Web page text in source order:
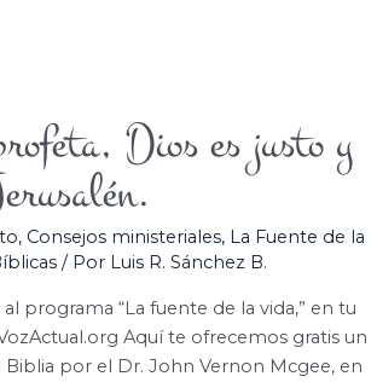
Dios es justo y
, Consejos ministeriales, La Fuente de la
/ Por Luis R. Sánchez B.
programa “La fuente de la vida,” en tu
Aquí te ofrecemos gratis un
Biblia por el Dr. John Vernon Mcgee, en